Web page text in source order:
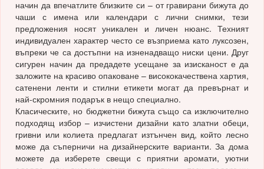
начин да впечатлите близките си – от гравирани бижута до
чаши с имена или календари с лични снимки, тези
предложения носят уникален и личен нюанс. Техният
индивидуален характер често се възприема като луксозен,
въпреки че са достъпни на изненадващо ниски цени. Друг
сигурен начин да предадете усещане за изисканост е да
заложите на красиво опаковане – висококачествена хартия,
сатенени ленти и стилни етикети могат да превърнат и
най-скромния подарък в нещо специално.
Класическите, но бюджетни бижута също са изключително
подходящ избор – изчистени дизайни като златни обеци,
гривни или колиета предлагат изтънчен вид, който лесно
може да съперничи на дизайнерските варианти. За дома
можете да изберете свещи с приятни аромати, уютни